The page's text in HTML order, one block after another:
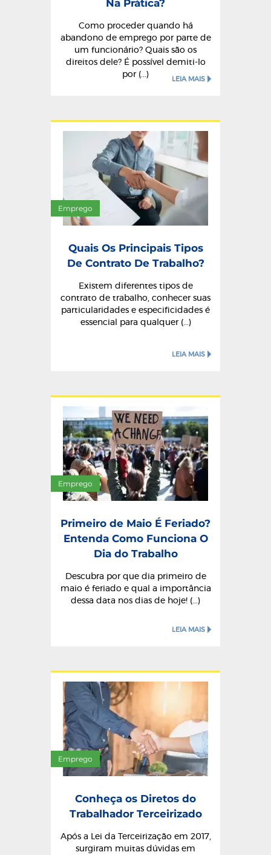
Na Prática?
Como proceder quando há
abandono de emprego por parte de
um funcionário? Quais são os
direitos dele? É possível demiti-lo
por (...)
LEIA MAIS
Emprego
Quais Os Principais Tipos
De Contrato De Trabalho?
Existem diferentes tipos de
contrato de trabalho, conhecer suas
particularidades e especificidades é
essencial para qualquer (...)
LEIA MAIS
Emprego
Primeiro de Maio É Feriado?
Entenda Como Funciona O
Dia do Trabalho
Descubra por que dia primeiro de
maio é feriado e qual a importância
dessa data nos dias de hoje! (...)
LEIA MAIS
Emprego
Conheça os Diretos do
Trabalhador Terceirizado
Após a Lei da Terceirização em 2017,
surgiram muitas dúvidas em